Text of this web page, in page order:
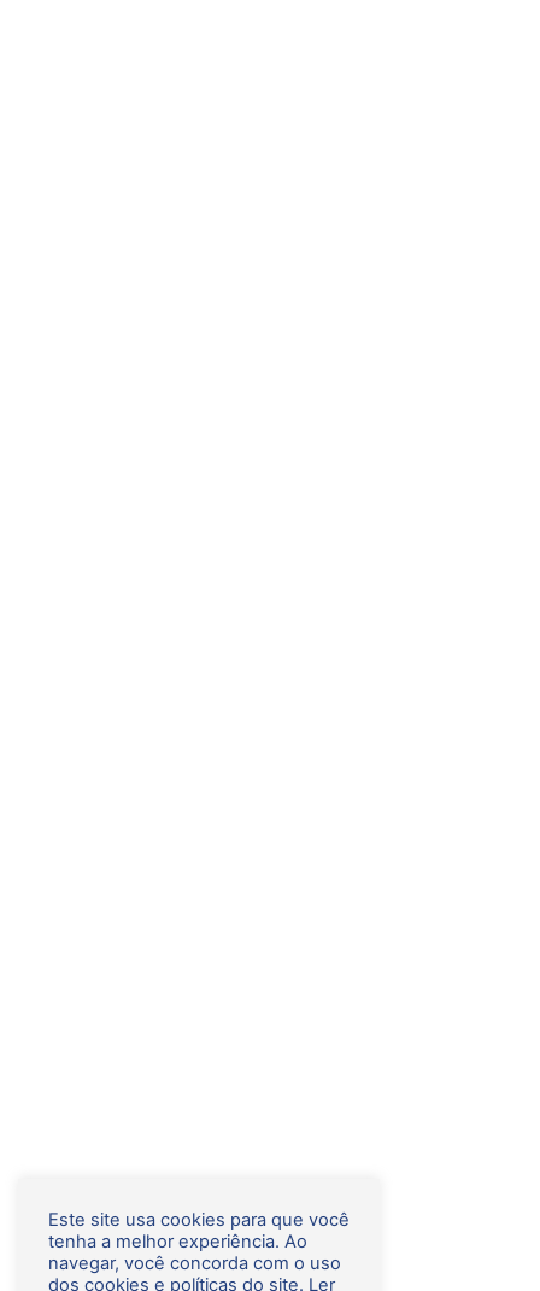
Este site usa cookies para que você
tenha a melhor experiência. Ao
navegar, você concorda com o uso
dos cookies e políticas do site. Ler